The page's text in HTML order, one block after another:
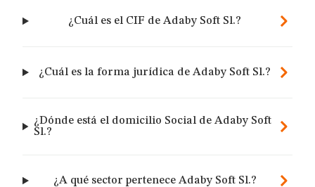
¿Cuál es el CIF de Adaby Soft Sl.?
¿Cuál es la forma jurídica de Adaby Soft Sl.?
¿Dónde está el domicilio Social de Adaby Soft
Sl.?
¿A qué sector pertenece Adaby Soft Sl.?